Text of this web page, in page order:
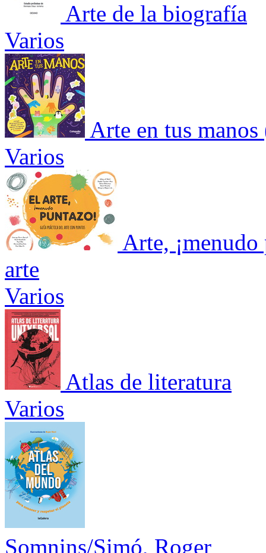
Arte de la biografía
Varios
Arte en tus
Varios
Arte,
arte
Varios
Atlas de literatura
Varios
Somnins/Simó, Roger